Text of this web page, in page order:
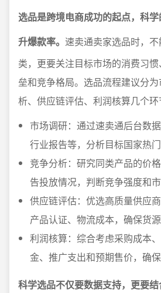
选品是跨境电商成功的起点，科
升爆款率。 速卖通卖家选品时，
类，更要关注目标市场的消费习
垒和竞争格局。选品流程建议分
析、供应链评估、利润核算几个环
市场调研：通过速卖通后台数据
行业报告等，分析目标国家热
竞争分析：研究同类产品的价
告投放情况，判断竞争强度和市
供应链评估：优选高质量供应商
产品认证、物流成本，确保货源
利润核算：综合考虑采购成本
金、推广支出和预期售价，确保
科学选品不仅要数据支持，更要结